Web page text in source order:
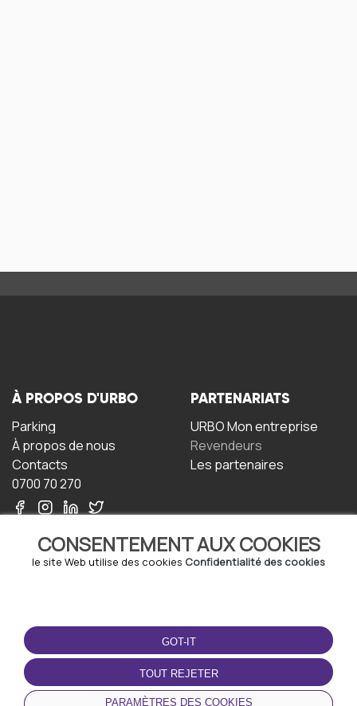
CONSENTEMENT AUX COOKIES
le site Web utilise des cookies Confidentialité des cookies
GOT-IT
TOUT REJETER
PARAMÈTRES DES COOKIES
À PROPOS D'URBO
Parking
À propos de nous
Contacts
0700 70 270
PARTENARIATS
URBO Mon entreprise
Revendeurs
Les partenaires
TERMS-OF-USE
Termes et conditions
Politique de confidentialité
Politique relative aux
cookies
TÉLÉCHARGEZ
L'APPLICATION